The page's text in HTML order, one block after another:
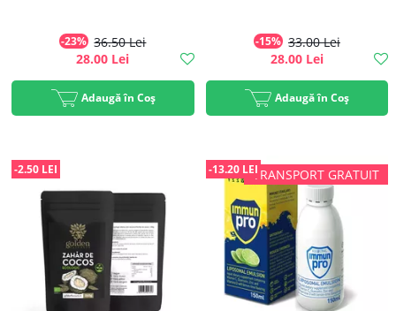
-23% 36.50 Lei
28.00 Lei
Adaugă în Coș
-15% 33.00 Lei
28.00 Lei
Adaugă în Coș
-2.50 LEI -13.20 LEI